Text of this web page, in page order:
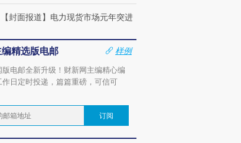
3种
度Z世代 用街头抗争将教
育部长拱下台
机”？难民潮撕裂西班牙
飞地休达
博
产
有意思的生活方式·第三对
住三大增长引擎是什么？
【封面报道】电力现货市场元年突进
精选版电邮
样例
版电邮全新升级！财新网主编精心编
作日定时投递，篇篇重磅，可信可
订阅